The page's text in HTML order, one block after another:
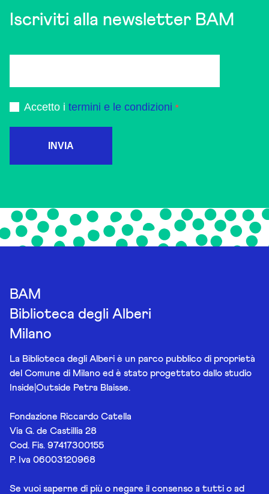
Iscriviti alla newsletter BAM
Accetto i termini e le condizioni
INVIA
BAM
Biblioteca degli Alberi
Milano
La Biblioteca degli Alberi è un parco pubblico di proprietà
del Comune di Milano ed è stato progettato dallo studio
Inside|Outside Petra Blaisse.
Fondazione Riccardo Catella
Via G. de Castillia 28
Cod. Fis. 97417300155
P. Iva 06003120968
Se vuoi saperne di più o negare il consenso a tutti o ad